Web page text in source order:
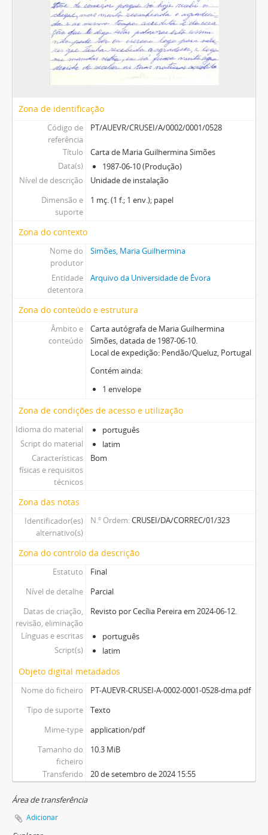
Zona de identificação
Código de
referência
PT/AUEVR/CRUSEI/A/0002/0001/0528
Título
Carta de Maria Guilhermina Simões
Data(s)
1987-06-10 (Produção)
Nível de descrição
Unidade de instalação
Dimensão e
suporte
1 mç. (1 f.; 1 env.); papel
Zona do contexto
Nome do
produtor
Simões, Maria Guilhermina
Entidade
detentora
Arquivo da Universidade de Évora
Zona do conteúdo e estrutura
Âmbito e
conteúdo
Carta autógrafa de Maria Guilhermina
Simões, datada de 1987-06-10.
Local de expedição: Pendão/Queluz, Portugal
Contém ainda:
1 envelope
Zona de condições de acesso e utilização
Idioma do material
português
Script do material
latim
Características
físicas e requisitos
técnicos
Bom
Zona das notas
Identificador(es)
alternativo(s)
N.º Ordem CRUSEI/DA/CORREC/01/323
Zona do controlo da descrição
Estatuto
Final
Nível de detalhe
Parcial
Datas de criação,
revisão, eliminação
Revisto por Cecília Pereira em 2024-06-12.
Línguas e escritas
português
Script(s)
latim
Objeto digital metadados
Nome do ficheiro
PT-AUEVR-CRUSEI-A-0002-0001-0528-dma.pdf
Tipo de suporte
Texto
Mime-type
application/pdf
Tamanho do
ficheiro
10.3 MiB
Transferido 20 de setembro de 2024 15:55
Área de transferência
Adicionar